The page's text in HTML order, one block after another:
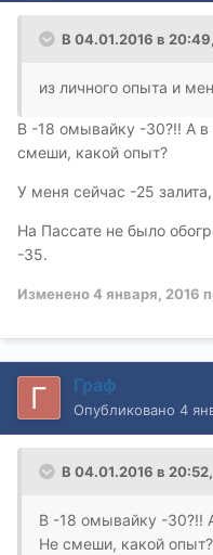
В 04.01.2016 в
из личного опыта и
В -18 омывайку -30?!! А в
смеши, какой опыт?
У меня сейчас -25
На Пассате не было
-35.
Изменено4 января, 2016
Граф
Опубликовано 4
В 04.01.2016 в
В -18 омывайку -30?!!
Не смеши, какой опыт?